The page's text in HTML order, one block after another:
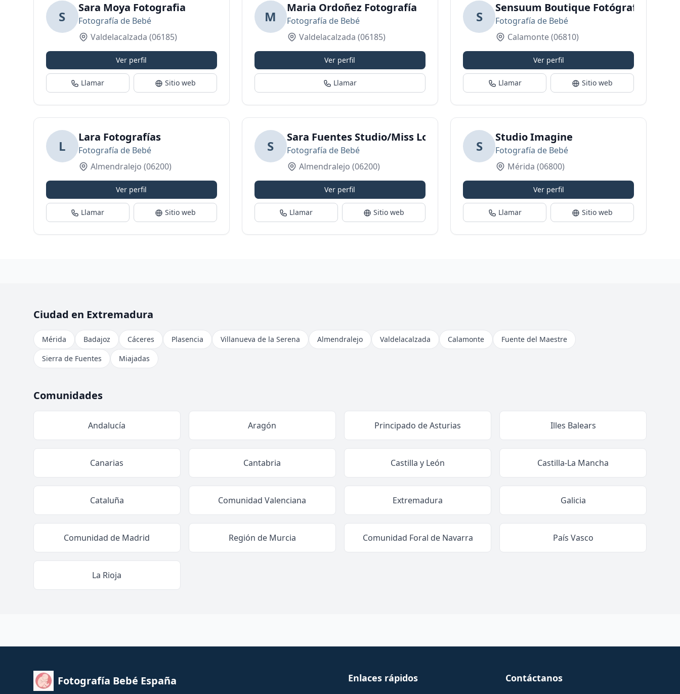
S
Sara Moya Fotografia
Fotografía de Bebé
Valdelacalzada (06185)
Ver perfil
Llamar Sitio web
M
Maria Ordoñez Fotografía
Fotografía de Bebé
Valdelacalzada (06185)
Ver perfil
Llamar
S
Sensuum Boutique Fotógrafos y
Fotografía de Bebé
Calamonte(06810)
Ver perfil
Llamar Sitio web
L
Lara Fotografías
Fotografía de Bebé
Almendralejo (06200)
Ver perfil
Llamar Sitio web
S
Sara Fuentes Studio/Miss Love
Fotografía de Bebé
Almendralejo (06200)
Ver perfil
Llamar Sitio web
S
Studio Imagine
Fotografía de Bebé
Mérida (06800)
Ver perfil
Llamar Sitio web
Ciudad en Extremadura
Mérida Badajoz Cáceres Plasencia Villanueva de la Serena Almendralejo Valdelacalzada Calamonte
Fuente del Maestre
Sierra de Fuentes
Miajadas
Comunidades
Andalucía Aragón Principado de Asturias Illes Balears
Canarias Cantabria Castilla y León Castilla-La Mancha
Cataluña Comunidad Valenciana Extremadura Galicia
Comunidad de Madrid Región de Murcia Comunidad Foral de Navarra País Vasco
La Rioja
Fotografía Bebé España Enlaces rápidos Contáctanos